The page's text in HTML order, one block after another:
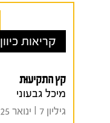
קריאות כיוון
קץ התקיעוּת
מיכל גבעוני
גיליון 7 I ינואר 2025